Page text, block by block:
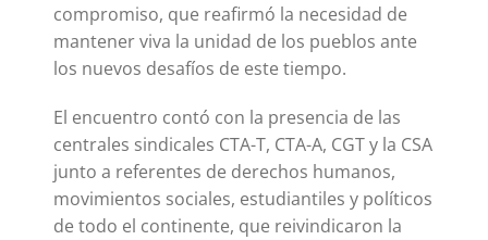
compromiso, que reafirmó la necesidad de
mantener viva la unidad de los pueblos ante
los nuevos desafíos de este tiempo.
El encuentro contó con la presencia de las
centrales sindicales CTA-T, CTA-A, CGT y la CSA
junto a referentes de derechos humanos,
movimientos sociales, estudiantiles y políticos
de todo el continente, que reivindicaron la